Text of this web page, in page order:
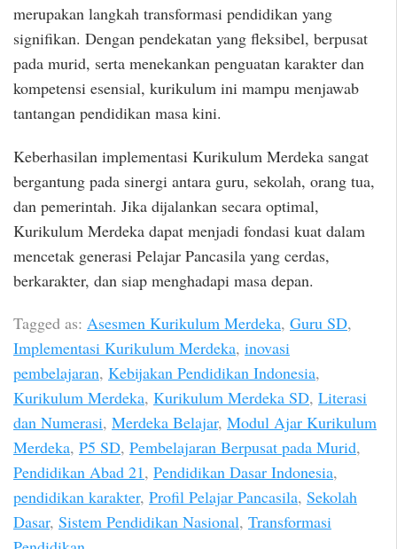
merupakan langkah transformasi pendidikan yang
signifikan. Dengan pendekatan yang fleksibel, berpusat
pada murid, serta menekankan penguatan karakter dan
kompetensi esensial, kurikulum ini mampu menjawab
tantangan pendidikan masa kini.
Keberhasilan implementasi Kurikulum Merdeka sangat
bergantung pada sinergi antara guru, sekolah, orang tua,
dan pemerintah. Jika dijalankan secara optimal,
Kurikulum Merdeka dapat menjadi fondasi kuat dalam
mencetak generasi Pelajar Pancasila yang cerdas,
berkarakter, dan siap menghadapi masa depan.
Tagged as: Asesmen Kurikulum Merdeka, Guru SD,
Implementasi Kurikulum Merdeka, inovasi
pembelajaran, Kebijakan Pendidikan Indonesia,
Kurikulum Merdeka, Kurikulum Merdeka SD, Literasi
dan Numerasi, Merdeka Belajar, Modul Ajar Kurikulum
Merdeka, P5 SD, Pembelajaran Berpusat pada Murid,
Pendidikan Abad 21, Pendidikan Dasar Indonesia,
pendidikan karakter, Profil Pelajar Pancasila, Sekolah
Dasar, Sistem Pendidikan Nasional, Transformasi